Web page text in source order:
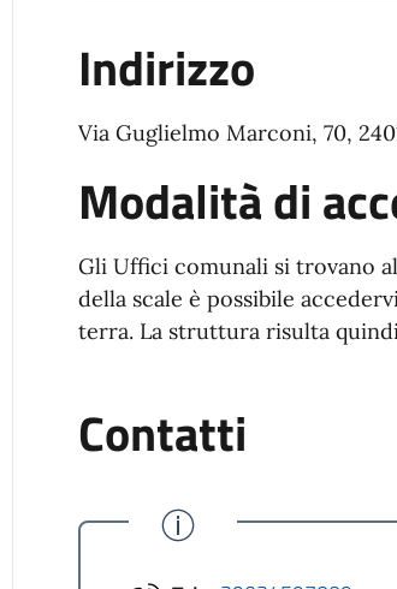
Indirizzo
Via Guglielmo Marconi, 70,
Modalità di
Gli Uffici comunali si trovano
della scale è possibile
terra. La struttura risulta
Contatti